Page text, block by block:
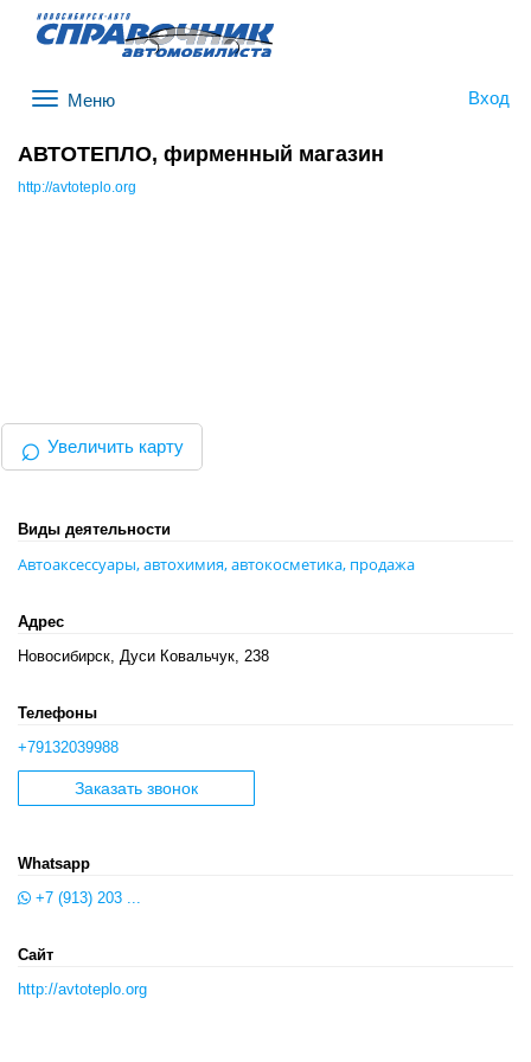
Вход
АВТОТЕПЛО, фирменный магазин
http://avtoteplo.org
⌕ Увеличить карту
Виды деятельности
Автоаксессуары, автохимия, автокосметика, продажа
Адрес
Новосибирск, Дуси Ковальчук, 238
Телефоны
+79132039988
Заказать звонок
Whatsapp
+7 (913) 203 ...
Сайт
http://avtoteplo.org